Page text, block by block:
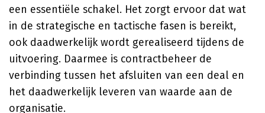
een essentiële schakel. Het zorgt ervoor dat wat
in de strategische en tactische fasen is bereikt,
ook daadwerkelijk wordt gerealiseerd tijdens de
uitvoering. Daarmee is contractbeheer de
verbinding tussen het afsluiten van een deal en
het daadwerkelijk leveren van waarde aan de
organisatie.